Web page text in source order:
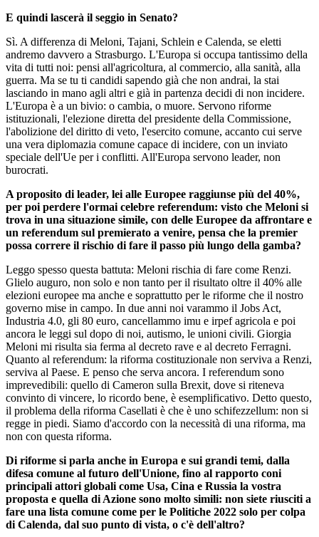
E quindi lascerà il seggio in Senato?
Sì. A differenza di Meloni, Tajani, Schlein e Calenda, se eletti
andremo davvero a Strasburgo. L'Europa si occupa tantissimo della
vita di tutti noi: pensi all'agricoltura, al commercio, alla sanità, alla
guerra. Ma se tu ti candidi sapendo già che non andrai, la stai
lasciando in mano agli altri e già in partenza decidi di non incidere.
L'Europa è a un bivio: o cambia, o muore. Servono riforme
istituzionali, l'elezione diretta del presidente della Commissione,
l'abolizione del diritto di veto, l'esercito comune, accanto cui serve
una vera diplomazia comune capace di incidere, con un inviato
speciale dell'Ue per i conflitti. All'Europa servono leader, non
burocrati.
A proposito di leader, lei alle Europee raggiunse più del 40%,
per poi perdere l'ormai celebre referendum: visto che Meloni si
trova in una situazione simile, con delle Europee da affrontare e
un referendum sul premierato a venire, pensa che la premier
possa correre il rischio di fare il passo più lungo della gamba?
Leggo spesso questa battuta: Meloni rischia di fare come Renzi.
Glielo auguro, non solo e non tanto per il risultato oltre il 40% alle
elezioni europee ma anche e soprattutto per le riforme che il nostro
governo mise in campo. In due anni noi varammo il Jobs Act,
Industria 4.0, gli 80 euro, cancellammo imu e irpef agricola e poi
ancora le leggi sul dopo di noi, autismo, le unioni civili. Giorgia
Meloni mi risulta sia ferma al decreto rave e al decreto Ferragni.
Quanto al referendum: la riforma costituzionale non serviva a Renzi,
serviva al Paese. E penso che serva ancora. I referendum sono
imprevedibili: quello di Cameron sulla Brexit, dove si riteneva
convinto di vincere, lo ricordo bene, è esemplificativo. Detto questo,
il problema della riforma Casellati è che è uno schifezzellum: non si
regge in piedi. Siamo d'accordo con la necessità di una riforma, ma
non con questa riforma.
Di riforme si parla anche in Europa e sui grandi temi, dalla
difesa comune al futuro dell'Unione, fino al rapporto coni
principali attori globali come Usa, Cina e Russia la vostra
proposta e quella di Azione sono molto simili: non siete riusciti a
fare una lista comune come per le Politiche 2022 solo per colpa
di Calenda, dal suo punto di vista, o c'è dell'altro?